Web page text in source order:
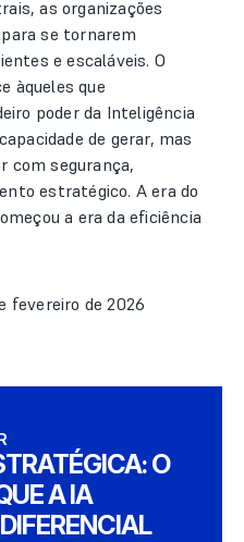
as organizações
para se tornarem
e escaláveis. O
àqueles que
poder da Inteligência
de gerar, mas
com segurança,
estratégico. A era do
a era da eficiência
fevereiro de 2026
O
A IA